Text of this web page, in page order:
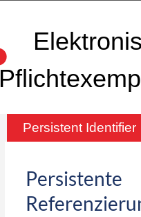
Persistent Identifier
Persistente